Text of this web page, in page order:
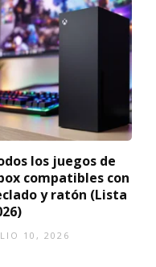
los juegos de
compatibles con
y ratón (Lista
10, 2026